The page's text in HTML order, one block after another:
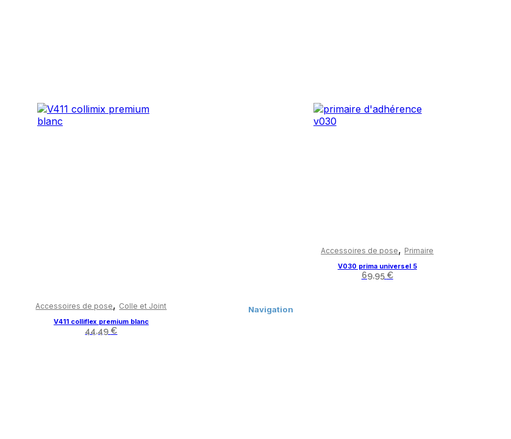
Accessoires de pose, Colle et Joint
V411 colliflex premium blanc
44,49 €
Accessoires de pose, Primaire
V030 prima universel 5
69,95 €
Navigation